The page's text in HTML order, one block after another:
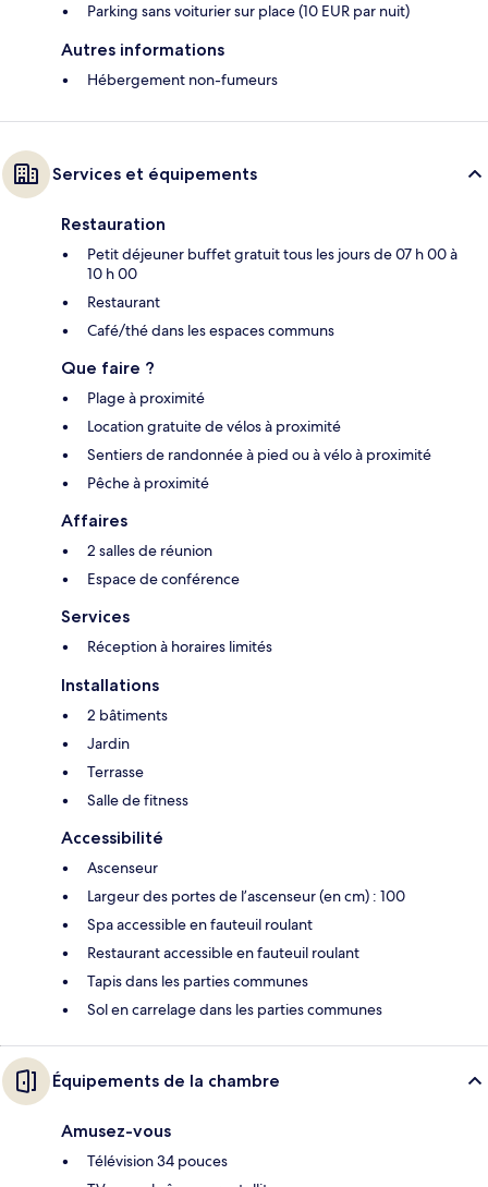
Parking sans voiturier sur place (10 EUR par nuit)
Autres informations
Hébergement non-fumeurs
Services et équipements
Restauration
Petit déjeuner buffet gratuit tous les jours de 07 h 00 à
10 h 00
Restaurant
Café/thé dans les espaces communs
Que faire ?
Plage à proximité
Location gratuite de vélos à proximité
Sentiers de randonnée à pied ou à vélo à proximité
Pêche à proximité
Affaires
2 salles de réunion
Espace de conférence
Services
Réception à horaires limités
Installations
2 bâtiments
Jardin
Terrasse
Salle de fitness
Accessibilité
Ascenseur
Largeur des portes de l’ascenseur (en cm) : 100
Spa accessible en fauteuil roulant
Restaurant accessible en fauteuil roulant
Tapis dans les parties communes
Sol en carrelage dans les parties communes
Équipements de la chambre
Amusez-vous
Télévision 34 pouces